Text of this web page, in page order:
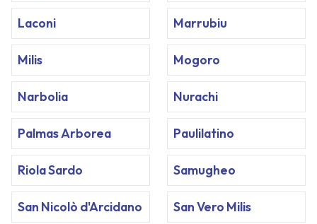
Laconi Marrubiu
Milis Mogoro
Narbolia Nurachi
Palmas Arborea Paulilatino
Riola Sardo Samugheo
San Nicolò d'Arcidano San Vero Milis